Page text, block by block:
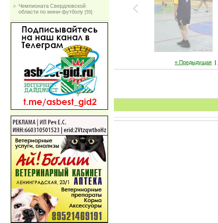
Чемпионата Свердловской
области по мини-футболу [55]
« Предыдущая |